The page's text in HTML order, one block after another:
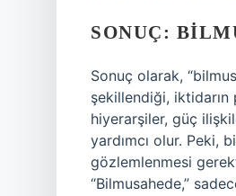
SONUÇ:
Sonuç olarak,
şekillendiği,
hiyerarşiler, güç
yardımcı olur. Peki,
gözlemlenmesi
“Bilmusahede,”